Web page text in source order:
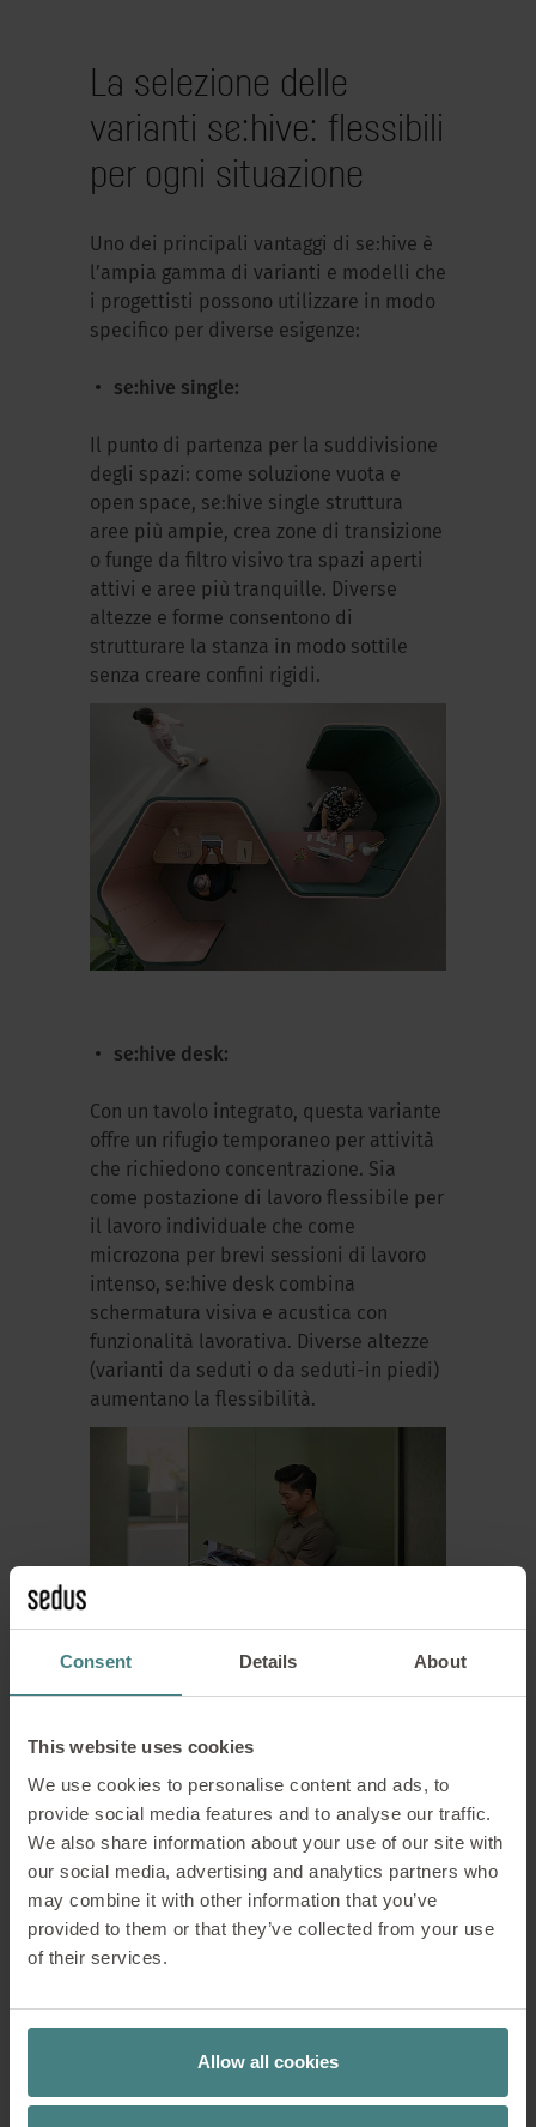
Consent Details About
This website uses cookies
We use cookies to personalise content and ads, to
provide social media features and to analyse our traffic.
We also share information about your use of our site with
our social media, advertising and analytics partners who
may combine it with other information that you’ve
provided to them or that they’ve collected from your use
of their services.
Allow all cookies
La selezione delle
varianti se:hive: flessibili
per ogni situazione
Uno dei principali vantaggi di se:hive è
l’ampia gamma di varianti e modelli che
i progettisti possono utilizzare in modo
specifico per diverse esigenze:
se:hive single:
Il punto di partenza per la suddivisione
degli spazi: come soluzione vuota e
open space, se:hive single struttura
aree più ampie, crea zone di transizione
o funge da filtro visivo tra spazi aperti
attivi e aree più tranquille. Diverse
altezze e forme consentono di
strutturare la stanza in modo sottile
senza creare confini rigidi.
se:hive desk:
Con un tavolo integrato, questa variante
offre un rifugio temporaneo per attività
che richiedono concentrazione. Sia
come postazione di lavoro flessibile per
il lavoro individuale che come
microzona per brevi sessioni di lavoro
intenso, se:hive desk combina
schermatura visiva e acustica con
funzionalità lavorativa. Diverse altezze
(varianti da seduti o da seduti-in piedi)
aumentano la flessibilità.
se:hive bench:
Perfetta per l’interazione sociale e il
lavoro di squadra: se:hive bench integra
panche che combinano la suddivisione
visiva e acustica degli spazi con
un’atmosfera invitante. Ideale per
riunioni di gruppo.
se:hive circle: